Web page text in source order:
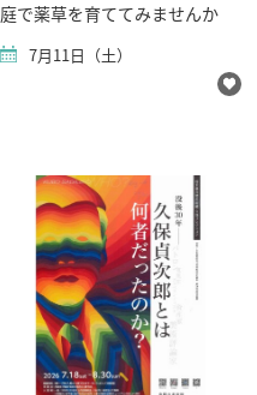
庭で薬草を育ててみませんか
7月11日（土）